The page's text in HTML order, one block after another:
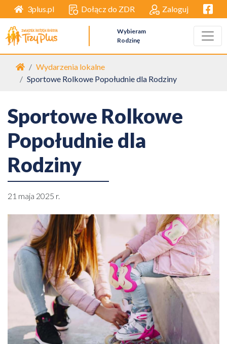
3plus.pl Dołącz do ZDR Zaloguj
Wybieram
Rodzinę
Strona główna
Wydarzenia lokalne
Sportowe Rolkowe Popołudnie dla Rodziny
Sportowe Rolkowe
Popołudnie dla
Rodziny
21 maja 2025 r.